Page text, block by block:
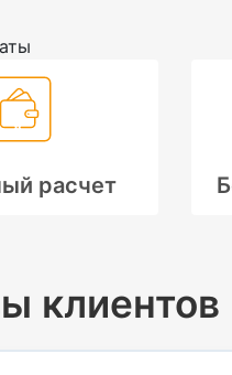
расчет
клиентов